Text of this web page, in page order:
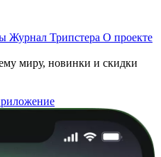
Журнал Трипстера О проекте
миру, новинки и скидки